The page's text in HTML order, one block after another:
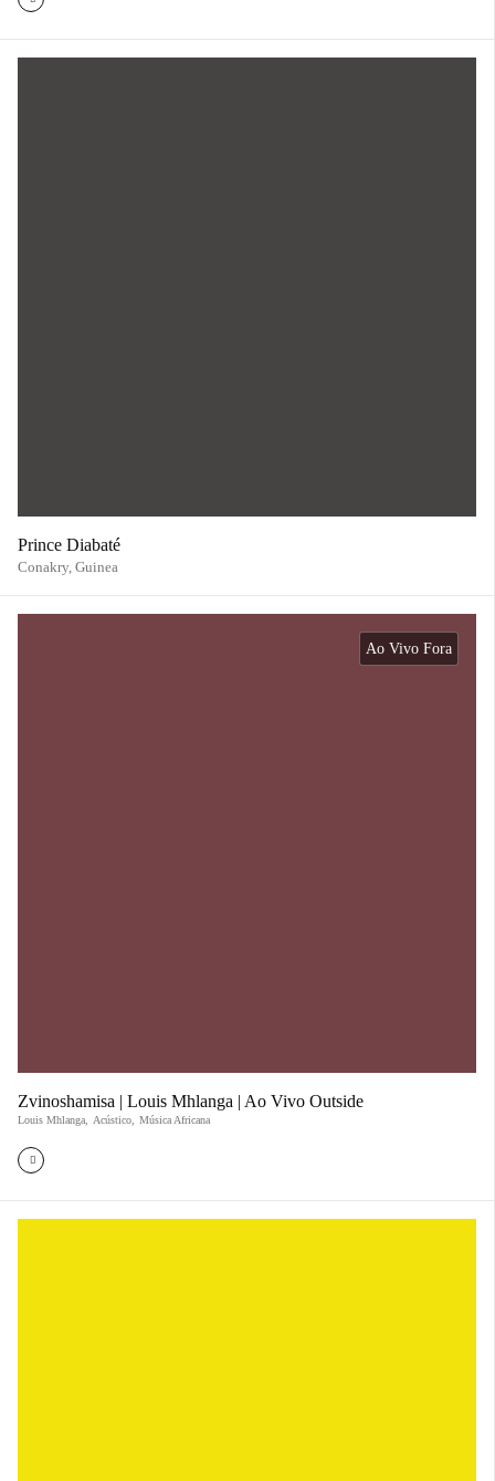
Prince Diabaté
Conakry, Guinea
Ao Vivo Fora
Zvinoshamisa | Louis Mhlanga | Ao Vivo Outside
Louis Mhlanga Acústico Música Africana